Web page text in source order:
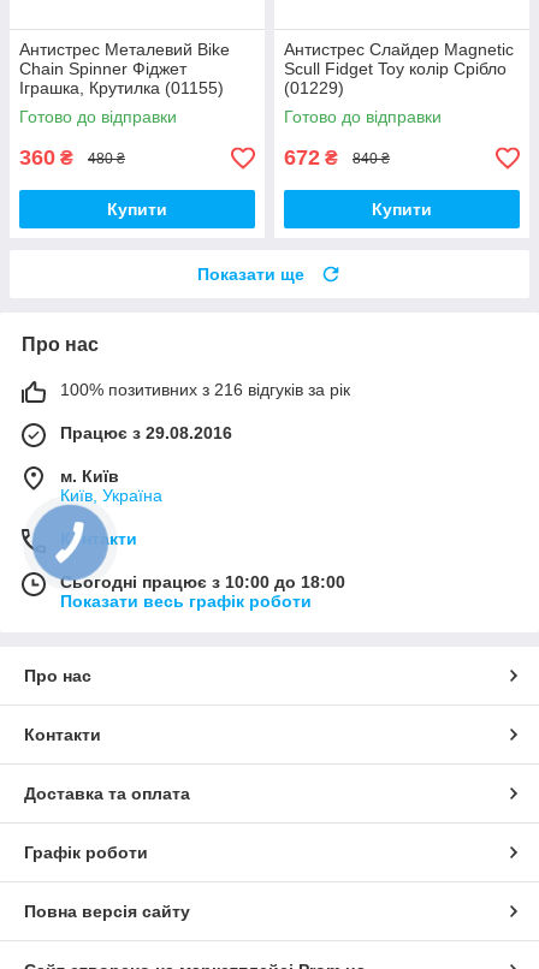
Антистрес Металевий Bike
Chain Spinner Фіджет
Іграшка, Крутилка (01155)
Готово до відправки
360 ₴ 480 ₴
Купити
Антистрес Слайдер Magnetic
Scull Fidget Toy колір Срібло
(01229)
Готово до відправки
672 ₴ 840 ₴
Купити
Показати ще
Про нас
100% позитивних з 216 відгуків за рік
Працює з 29.08.2016
м. Київ
Київ, Україна
Контакти
Сьогодні працює з 10:00 до 18:00
Показати весь графік роботи
Про нас
Контакти
Доставка та оплата
Графік роботи
Повна версія сайту